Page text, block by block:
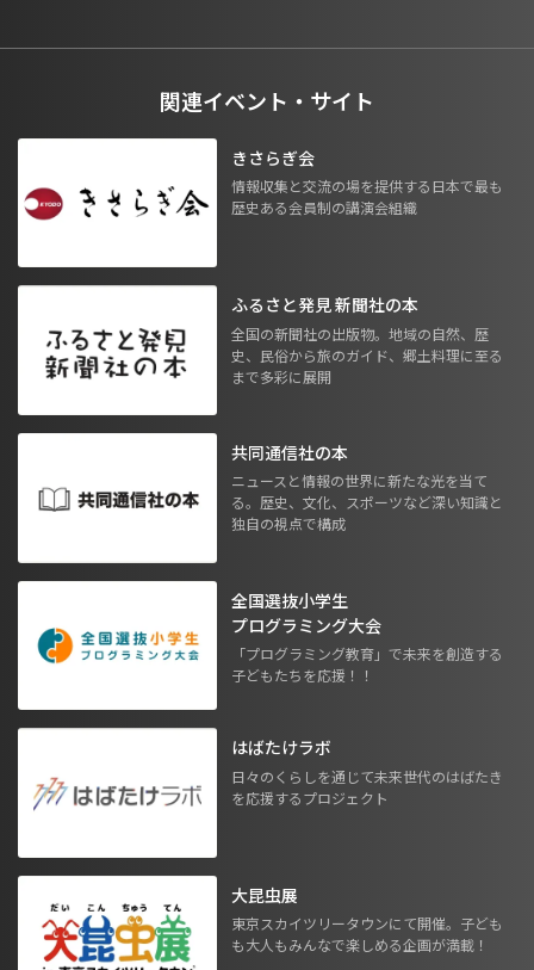
関連イベント・サイト
きさらぎ会
情報収集と交流の場を提供する日本で最も
歴史ある会員制の講演会組織
ふるさと発見 新聞社の本
全国の新聞社の出版物。地域の自然、歴
史、民俗から旅のガイド、郷土料理に至る
まで多彩に展開
共同通信社の本
ニュースと情報の世界に新たな光を当て
る。歴史、文化、スポーツなど深い知識と
独自の視点で構成
全国選抜小学生
プログラミング大会
「プログラミング教育」で未来を創造する
子どもたちを応援！！
はばたけラボ
日々のくらしを通じて未来世代のはばたき
を応援するプロジェクト
大昆虫展
東京スカイツリータウンにて開催。子ども
も大人もみんなで楽しめる企画が満載！